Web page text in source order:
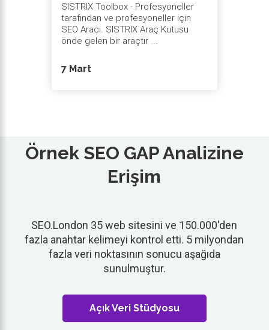
SISTRIX Toolbox - Profesyoneller
tarafından ve profesyoneller için
SEO Aracı. SISTRIX Araç Kutusu
önde gelen bir araçtır ...
7 Mart
Örnek SEO GAP Analizine
Erişim
SEO.London 35 web sitesini ve 150.000'den
fazla anahtar kelimeyi kontrol etti. 5 milyondan
fazla veri noktasının sonucu aşağıda
sunulmuştur.
Açık Veri Stüdyosu